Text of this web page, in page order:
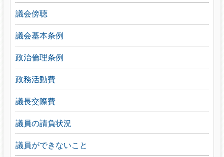
議会傍聴
議会基本条例
政治倫理条例
政務活動費
議長交際費
議員の請負状況
議員ができないこと